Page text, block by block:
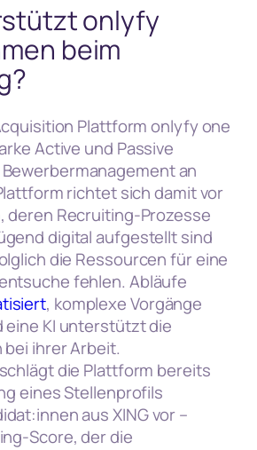
onlyfy
beim
Plattform onlyfy one
Active und Passive
an
richtet sich damit vor
deren Recruiting-Prozesse
digital aufgestellt sind
die Ressourcen für eine
fehlen. Abläufe
, komplexe Vorgänge
KI unterstützt die
ihrer Arbeit.
die Plattform bereits
eines Stellenprofils
aus XING vor –
Score, der die